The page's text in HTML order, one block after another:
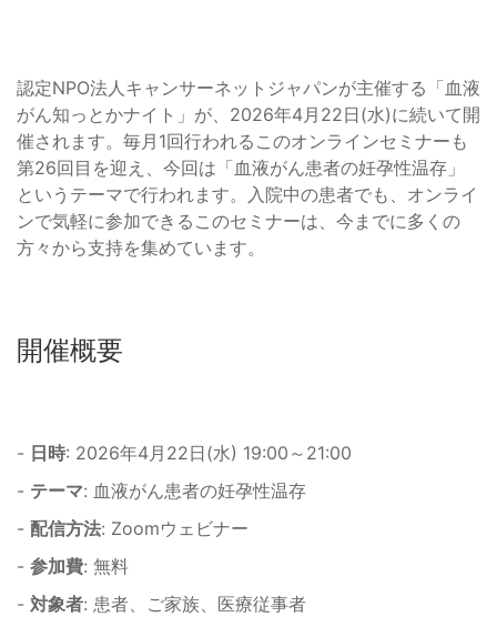
認定NPO法人キャンサーネットジャパンが主催する「血液
がん知っとかナイト」が、2026年4月22日(水)に続いて開
催されます。毎月1回行われるこのオンラインセミナーも
第26回目を迎え、今回は「血液がん患者の妊孕性温存」
というテーマで行われます。入院中の患者でも、オンライ
ンで気軽に参加できるこのセミナーは、今までに多くの
方々から支持を集めています。
開催概要
- 日時: 2026年4月22日(水) 19:00～21:00
- テーマ: 血液がん患者の妊孕性温存
- 配信方法: Zoomウェビナー
- 参加費: 無料
- 対象者: 患者、ご家族、医療従事者